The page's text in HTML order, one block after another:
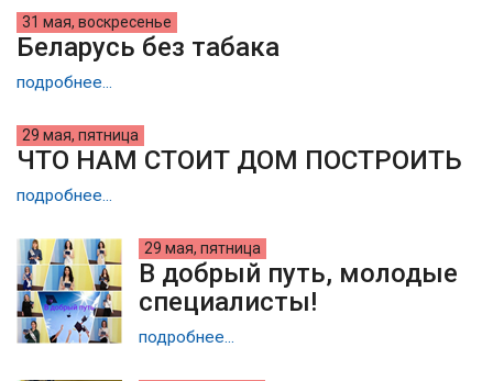
31 мая, воскресенье
Беларусь без табака
подробнее...
29 мая, пятница
ЧТО НАМ СТОИТ ДОМ ПОСТРОИТЬ
подробнее...
29 мая, пятница
В добрый путь, молодые
специалисты!
подробнее...